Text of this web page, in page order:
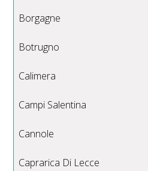
Borgagne
Botrugno
Calimera
Campi Salentina
Cannole
Caprarica Di Lecce